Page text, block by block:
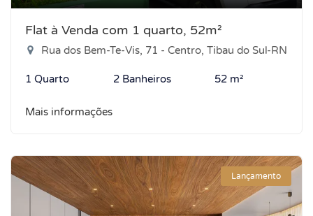
Flat à Venda com 1 quarto, 52m²
Rua dos Bem-Te-Vis, 71 - Centro, Tibau do Sul-RN
1 Quarto 2 Banheiros 52 m²
Mais informações
Lançamento